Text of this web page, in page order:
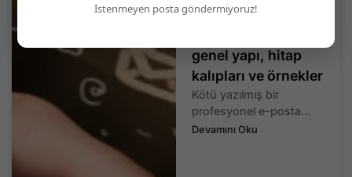
Profesyonel bir e-
genel yapı, hitap
kalıpları ve örnekler
Kötü yazılmış bir
profesyonel e-posta...
Devamını Oku
İstenmeyen posta göndermiyoruz!